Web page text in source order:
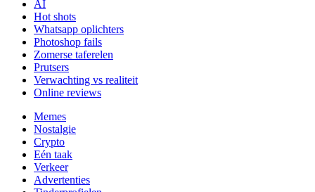
AI
Hot shots
Whatsapp oplichters
Photoshop fails
Zomerse taferelen
Prutsers
Verwachting vs realiteit
Online reviews
Memes
Nostalgie
Crypto
Eén taak
Verkeer
Advertenties